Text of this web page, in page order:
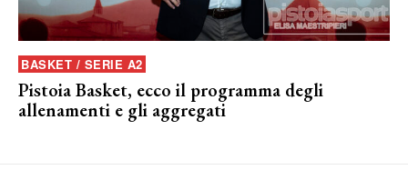
BASKET / SERIE A2
Pistoia Basket, ecco il programma degli
allenamenti e gli aggregati